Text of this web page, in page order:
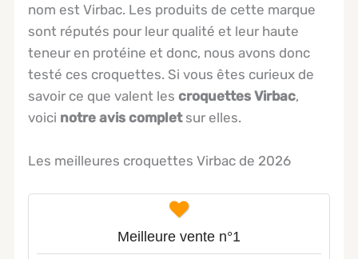
nom est Virbac. Les produits de cette marque
sont réputés pour leur qualité et leur haute
teneur en protéine et donc, nous avons donc
testé ces croquettes. Si vous êtes curieux de
savoir ce que valent lescroquettes Virbac,
voici notre avis complet sur elles.
Les meilleures croquettes Virbac de 2026
Meilleure vente n°1